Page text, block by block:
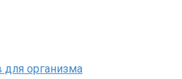
для организма